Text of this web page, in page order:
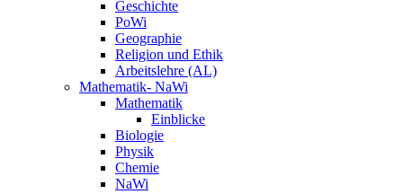
Geschichte
PoWi
Geographie
Religion und Ethik
Arbeitslehre (AL)
Mathematik- NaWi
Mathematik
Einblicke
Biologie
Physik
Chemie
NaWi